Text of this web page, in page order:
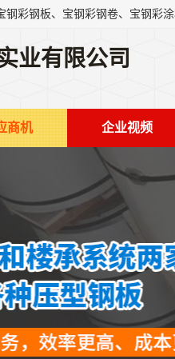
业有限公司
商机 企业视频